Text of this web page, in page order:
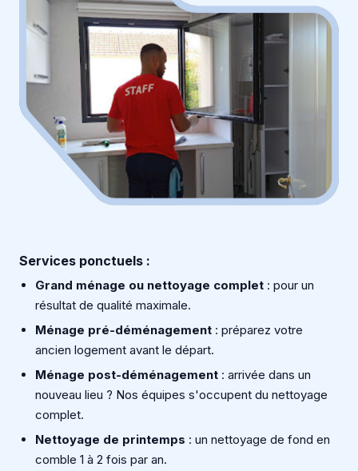
Services ponctuels :
Grand ménage ou nettoyage complet : pour un
résultat de qualité maximale.
Ménage pré-déménagement : préparez votre
ancien logement avant le départ.
Ménage post-déménagement : arrivée dans un
nouveau lieu ? Nos équipes s'occupent du nettoyage
complet.
Nettoyage de printemps : un nettoyage de fond en
comble 1 à 2 fois par an.